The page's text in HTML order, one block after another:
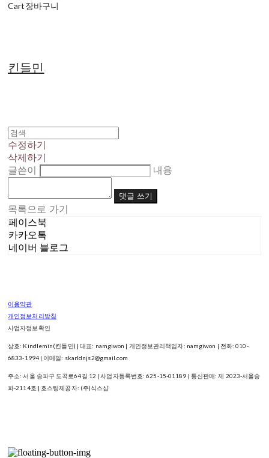
Cart장바구니
킨들민
수정하기
삭제하기
글쓴이
내용
댓글 쓰기
목록으로 가기
페이스북
카카오톡
네이버 블로그
이용약관
개인정보처리방침
사업자정보확인
상호: Kindlemin(킨들민) | 대표: namgiwon | 개인정보관리책임자: namgiwon | 전화: 010-
6833-1994 | 이메일: skarldnjs2@gmail.com
주소: 서울 송파구 도곡로64길 12 | 사업자등록번호:625-15-01189 | 통신판매:제 2023-서울송
파-2114호 | 호스팅제공자: (주)식스샵